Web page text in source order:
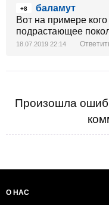
+8
баламут
Вот на примере
подрастающее
18.07.2019 22:14
Произошла
О НАС